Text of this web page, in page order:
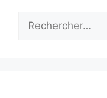
Rechercher :